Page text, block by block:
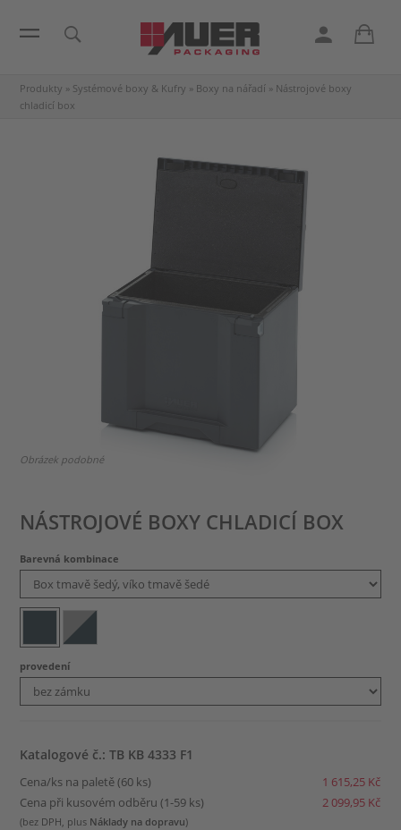
Produkty » Systémové boxy & Kufry » Boxy na nářadí » Nástrojové boxy
chladicí box
Obrázek podobné
NÁSTROJOVÉ BOXY CHLADICÍ BOX
Barevná kombinace
provedení
Katalogové č.: TB KB 4333 F1
Cena/ks na paletě (60 ks)
1 615,25 Kč
Cena při kusovém odběru (1-59 ks)
2 099,95 Kč
(bez DPH, plus Náklady na dopravu)